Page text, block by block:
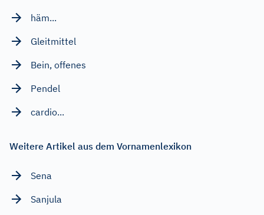
häm...
Gleitmittel
Bein, offenes
Pendel
cardio...
Weitere Artikel aus dem Vornamenlexikon
Sena
Sanjula